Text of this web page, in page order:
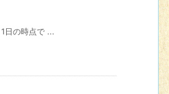
日の時点で ...